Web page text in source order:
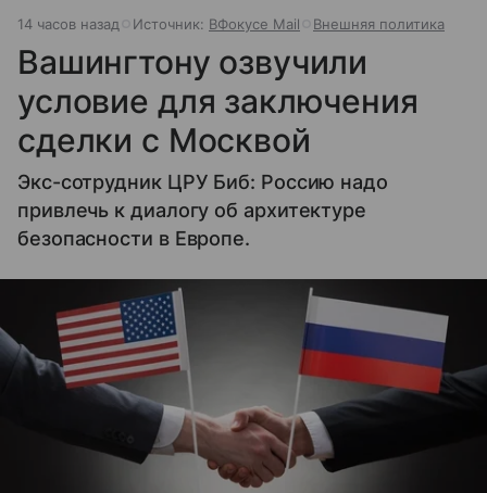
14 часов назад Источник: ВФокусе Mail Внешняя политика
Вашингтону озвучили
условие для заключения
сделки с Москвой
Экс-сотрудник ЦРУ Биб: Россию надо
привлечь к диалогу об архитектуре
безопасности в Европе.